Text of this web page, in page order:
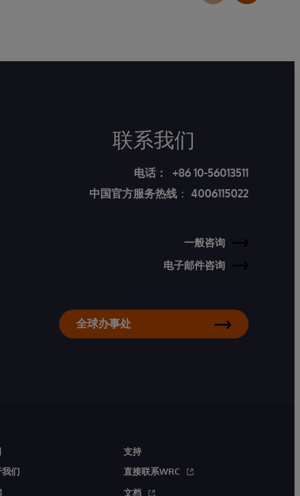
联系我们
电话：
+86 10-56013511
中国官方服务热线 ： 4006115022
一般咨询
电子邮件咨询
全球办事处
我们
支持
直接联系WRC
文档